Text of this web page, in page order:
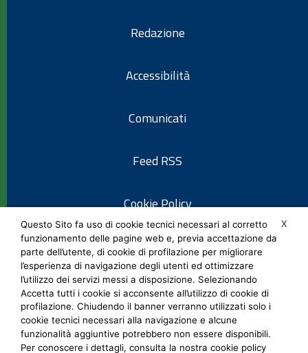
Redazione
Accessibilità
Comunicati
Feed RSS
Cookie Policy
Informativa privacy
Note legali
Social Media Policy
X
Questo Sito fa uso di cookie tecnici necessari al corretto
funzionamento delle pagine web e, previa accettazione da
parte dell’utente, di cookie di profilazione per migliorare
l’esperienza di navigazione degli utenti ed ottimizzare
l’utilizzo dei servizi messi a disposizione. Selezionando
Accetta tutti i cookie si acconsente all’utilizzo di cookie di
profilazione. Chiudendo il banner verranno utilizzati solo i
cookie tecnici necessari alla navigazione e alcune
funzionalità aggiuntive potrebbero non essere disponibili.
Per conoscere i dettagli, consulta la nostra cookie policy